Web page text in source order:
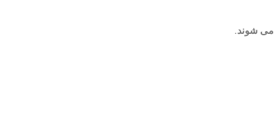
می شوند.